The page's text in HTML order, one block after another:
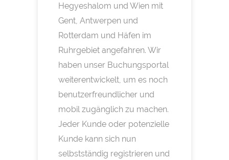
Hegyeshalom und Wien mit
Gent, Antwerpen und
Rotterdam und Häfen im
Ruhrgebiet angefahren. Wir
haben unser Buchungsportal
weiterentwickelt, um es noch
benutzerfreundlicher und
mobil zugänglich zu machen.
Jeder Kunde oder potenzielle
Kunde kann sich nun
selbstständig registrieren und